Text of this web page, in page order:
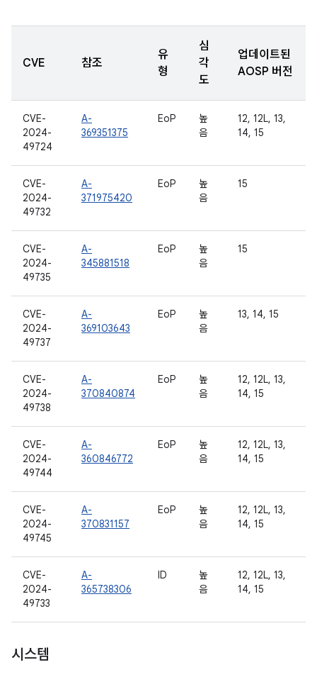
CVE 참조
유
형
심
각
도
업데이트된
AOSP 버전
CVE-
2024-
49724
A-
369351375
EoP
높
음
12, 12L, 13,
14, 15
CVE-
2024-
49732
A-
371975420
EoP
높
음
15
CVE-
2024-
49735
A-
345881518
EoP
높
음
15
CVE-
2024-
49737
A-
369103643
EoP
높
음
13, 14, 15
CVE-
2024-
49738
A-
370840874
EoP
높
음
12, 12L, 13,
14, 15
CVE-
2024-
49744
A-
360846772
EoP
높
음
12, 12L, 13,
14, 15
CVE-
2024-
49745
A-
370831157
EoP
높
음
12, 12L, 13,
14, 15
CVE-
2024-
49733
A-
365738306
ID
높
음
12, 12L, 13,
14, 15
시스템